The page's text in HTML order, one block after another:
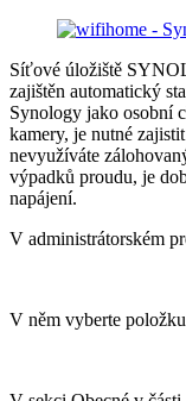
Síťové úložiště
zajištěn automatický
Synology jako osobní
kamery, je nutné
nevyužíváte
výpadků proudu, je
napájení.
V administrátorském
V něm vyberte položku